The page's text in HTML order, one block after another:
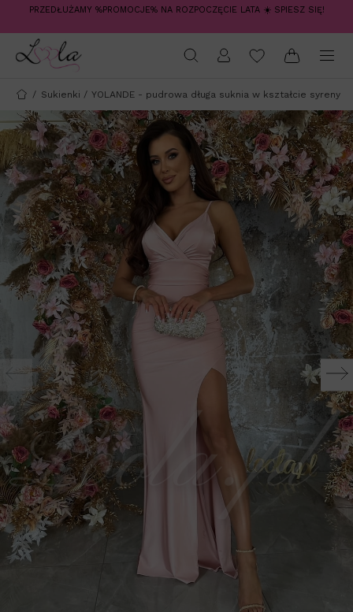
PRZEDŁUŻAMY %PROMOCJE% NA ROZPOCZĘCIE LATA ☀️ SPIESZ SIĘ!
/ Sukienki / YOLANDE - pudrowa długa suknia w kształcie syreny